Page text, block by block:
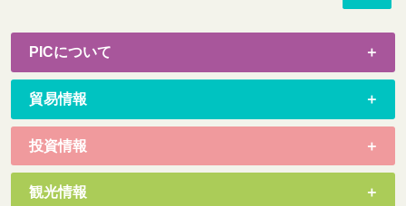
PICについて
貿易情報
投資情報
観光情報